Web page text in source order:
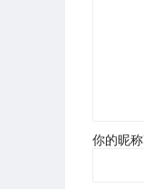
你的昵称